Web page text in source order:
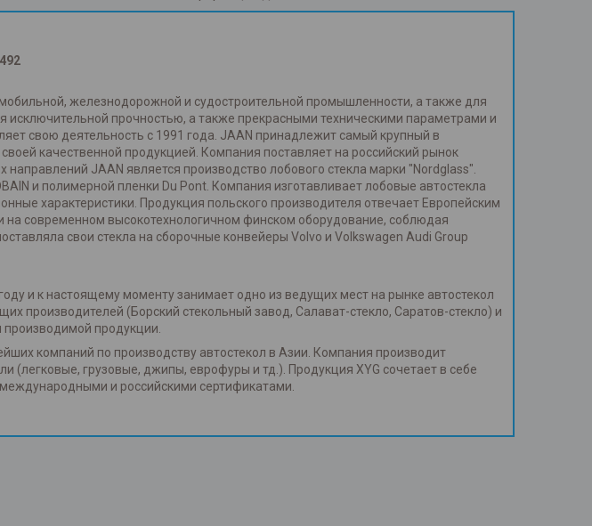
железнодорожной и судостроительной промышленности, а также для
исключительной прочностью, а также прекрасными техническими параметрами и
свою деятельность с 1991 года. JAAN принадлежит самый крупный в
качественной продукцией. Компания поставляет на российский рынок
JAAN является производство лобового стекла марки "Nordglass".
и полимерной пленки Du Pont. Компания изготавливает лобовые автостекла
характеристики. Продукция польского производителя отвечает Европейским
современном высокотехнологичном финском оборудование, соблюдая
свои стекла на сборочные конвейеры Volvo и Volkswagen Audi Group
и к настоящему моменту занимает одно из ведущих мест на рынке автостекол
производителей (Борский стекольный завод, Салават-стекло, Саратов-стекло) и
производимой продукции.
компаний по производству автостекол в Азии. Компания производит
(легковые, грузовые, джипы, еврофуры и тд.). Продукция XYG сочетает в себе
и российскими сертификатами.